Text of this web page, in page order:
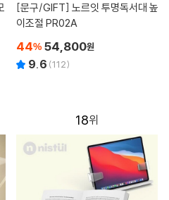
[문구/GIFT]
이조절 PR02A
44% 54,800원
9.6 (112)
18